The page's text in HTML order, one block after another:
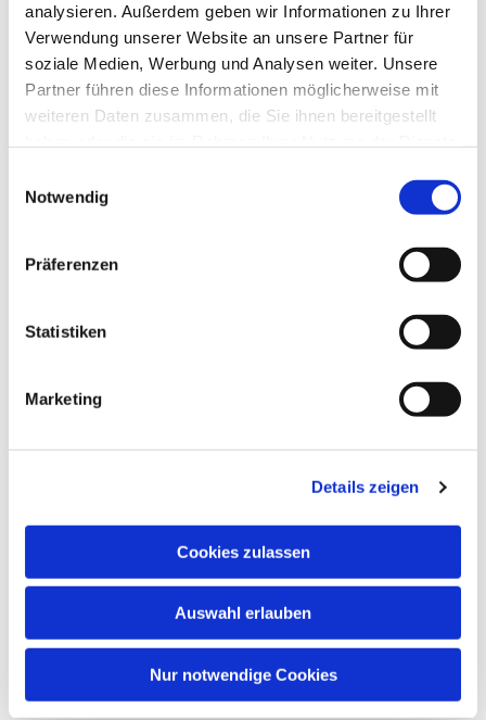
analysieren. Außerdem geben wir Informationen zu Ihrer
Verwendung unserer Website an unsere Partner für
soziale Medien, Werbung und Analysen weiter. Unsere
Partner führen diese Informationen möglicherweise mit
weiteren Daten zusammen, die Sie ihnen bereitgestellt
Notwendig
Präferenzen
Statistiken
Marketing
Details zeigen
Cookies zulassen
Auswahl erlauben
Nur notwendige Cookies
Dies könnte Sie auch